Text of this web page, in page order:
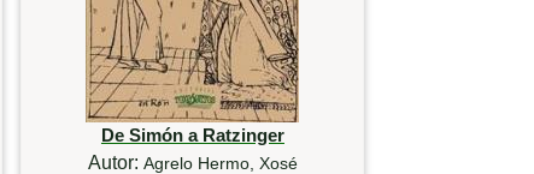
De Simón a Ratzinger
Autor: Agrelo Hermo, Xosé